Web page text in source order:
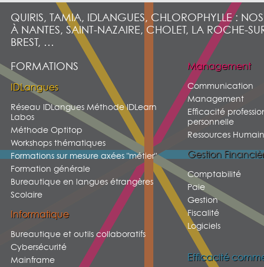
QUIRIS, TAMIA, IDLANGUES, CHLOROPHYLLE :
À NANTES, SAINT-NAZAIRE, CHOLET, LA ROCHE-
BREST, …
FORMATIONS
IDLangues
Réseau IDLangues Méthode IDLearn
Labos
Méthode Optitop
Workshops thématiques
Formations sur mesure axées "métier"
Formation générale
Bureautique en langues étrangères
Scolaire
Informatique
Bureautique et outils collaboratifs
Cybersécurité
Mainframe
Management
Communication
Management
Efficacité
personnelle
Ressources
Gestion
Comptabilité
Paie
Gestion
Fiscalité
Logiciels
Efficacité